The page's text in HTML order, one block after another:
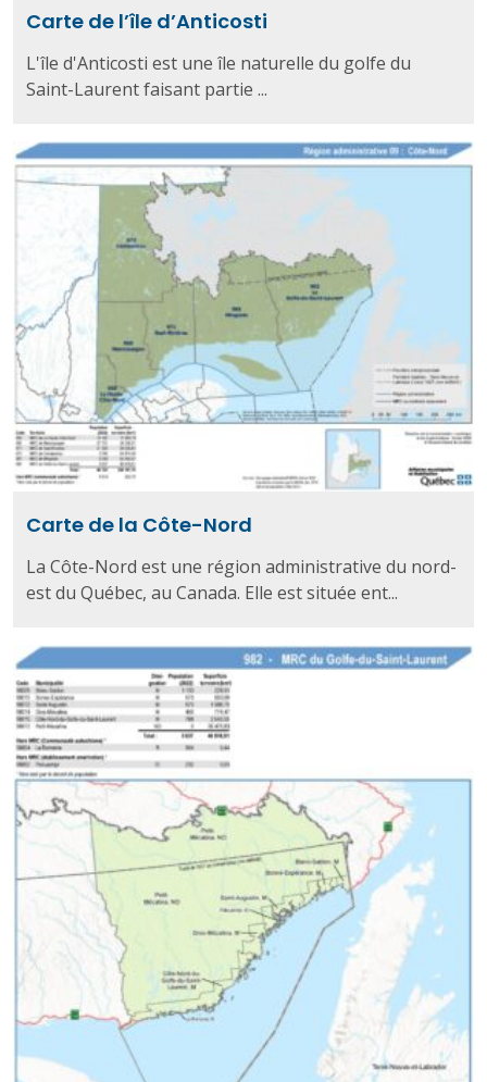
Carte de l’île d’Anticosti
L'île d'Anticosti est une île naturelle du golfe du
Saint-Laurent faisant partie ...
Carte de la Côte-Nord
La Côte-Nord est une région administrative du nord-
est du Québec, au Canada. Elle est située ent...